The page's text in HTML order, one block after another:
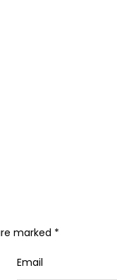
marked *
Email